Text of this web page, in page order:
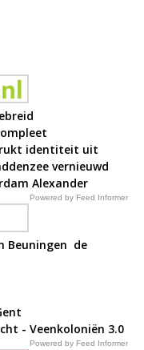
identiteit uit
vernieuwd
Alexander
Powered by Feed Informer
 de
- Veenkoloniën 3.0
Powered by Feed Informer